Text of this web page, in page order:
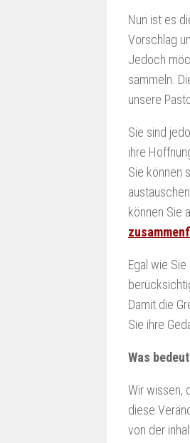
Nun ist es
Vorschlag
Jedoch
sammeln.
unsere
Sie sind
ihre
Sie können
können Sie
Egal wie
Damit die
Sie ihre
Was
Wir wissen,
diese
von der